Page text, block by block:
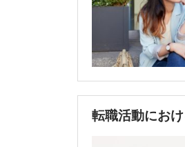
転職活動にお